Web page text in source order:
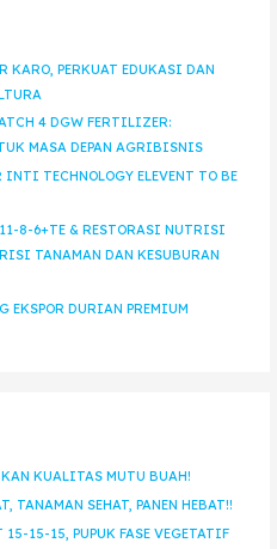
KARO, PERKUAT EDUKASI DAN
4 DGW FERTILIZER:
MASA DEPAN AGRIBISNIS
TECHNOLOGY ELEVENT TO BE
8-6+TE & RESTORASI NUTRISI
TANAMAN DAN KESUBURAN
EKSPOR DURIAN PREMIUM
KUALITAS MUTU BUAH!
TANAMAN SEHAT, PANEN HEBAT!!
15-15, PUPUK FASE VEGETATIF